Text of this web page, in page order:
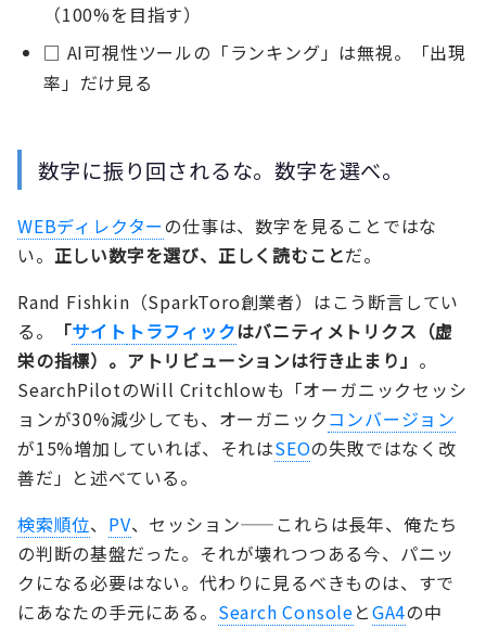
（100%を目指す）
□ AI可視性ツールの「ランキング」は無視。「出現
率」だけ見る
数字に振り回されるな。数字を選べ。
WEBディレクターの仕事は、数字を見ることではな
い。 正しい数字を選び、正しく読むことだ。
Rand Fishkin（SparkToro創業者）はこう断言してい
る。
「サイト トラフィックはバニティメトリクス（虚
栄の指標）。アトリビューションは行き止まり」 。
SearchPilotのWill Critchlowも「オーガニックセッシ
ョンが30%減少しても、オーガニックコンバージョン
が15%増加していれば、それはSEOの失敗ではなく改
善だ」と述べている。
検索順位、 PV、セッション——これらは長年、俺たち
の判断の基盤だった。それが壊れつつある今、パニッ
クになる必要はない。代わりに見るべきものは、すで
にあなたの手元にある。 Search ConsoleとGA4の中